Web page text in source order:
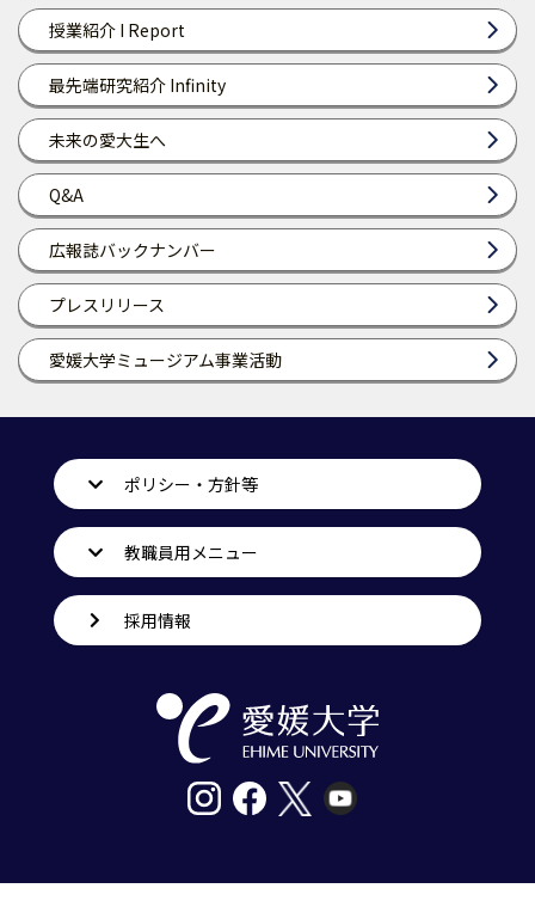
授業紹介 I Report
最先端研究紹介 Infinity
未来の愛大生へ
Q&A
広報誌バックナンバー
プレスリリース
愛媛大学ミュージアム事業活動
ポリシー・方針等
教職員用メニュー
採用情報